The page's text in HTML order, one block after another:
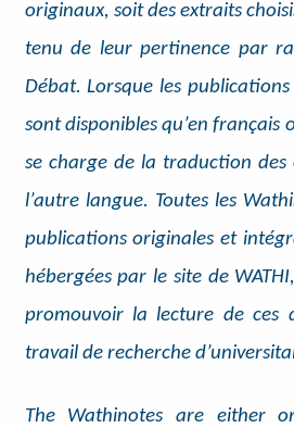
originaux, soit des extraits
tenu de leur pertinence par
Débat. Lorsque les
sont disponibles qu’en français
se charge de la traduction des
l’autre langue. Toutes les
publications originales et
hébergées par le site de
promouvoir la lecture de ces
travail de recherche
The Wathinotes are either